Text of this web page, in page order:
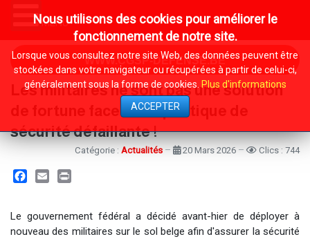
MENU
WWW.CGSP-DEFENSE.BE
Les militaires ne sont pas une solution
de fortune face à une politique de
sécurité défaillante !
Catégorie : Actualités 20 Mars 2026 Clics : 744
Le gouvernement fédéral a décidé avant-hier de déployer à
nouveau des militaires sur le sol belge afin d'assurer la sécurité
Nous utilisons des cookies pour améliorer le
fonctionnement de notre site.
Lorsque vous consultez notre site Web, des données peuvent être
stockées dans votre navigateur ou récupérées à partir de celui-ci,
généralement sous la forme de cookies. Plus d'informations
ACCEPTER